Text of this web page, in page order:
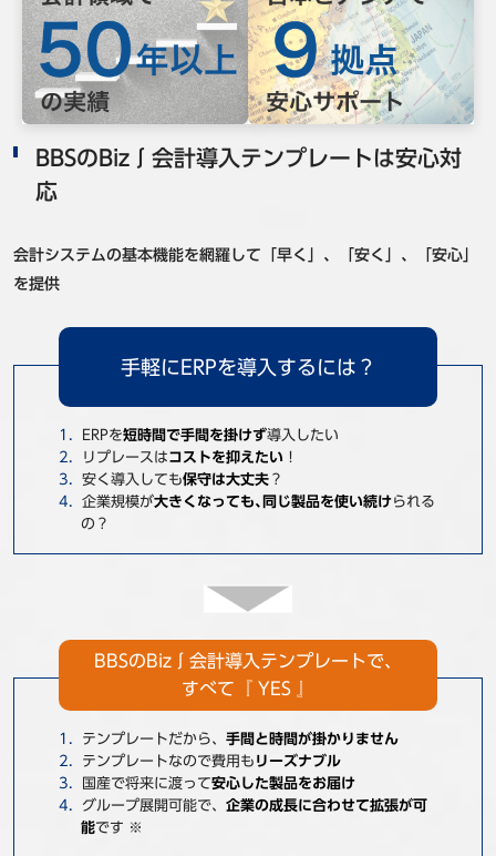
BBSのBiz∫会計導入テンプレートは安心対
応
会計システムの基本機能を網羅して「早く」、「安く」、「安心」
を提供
手軽にERPを導入するには？
ERPを短時間で手間を掛けず導入したい
リプレースはコストを抑えたい ！
安く導入しても保守は大丈夫？
企業規模が大きくなっても､同じ製品を使い続けられる
の？
BBSのBiz∫会計導入テンプレートで、
すべて『 YES 』
テンプレートだから、 手間と時間が掛かりません
テンプレートなので費用も リーズナブル
国産で将来に渡って安心した製品をお届け
グループ展開可能で、 企業の成長に合わせて拡張が可
能です ※